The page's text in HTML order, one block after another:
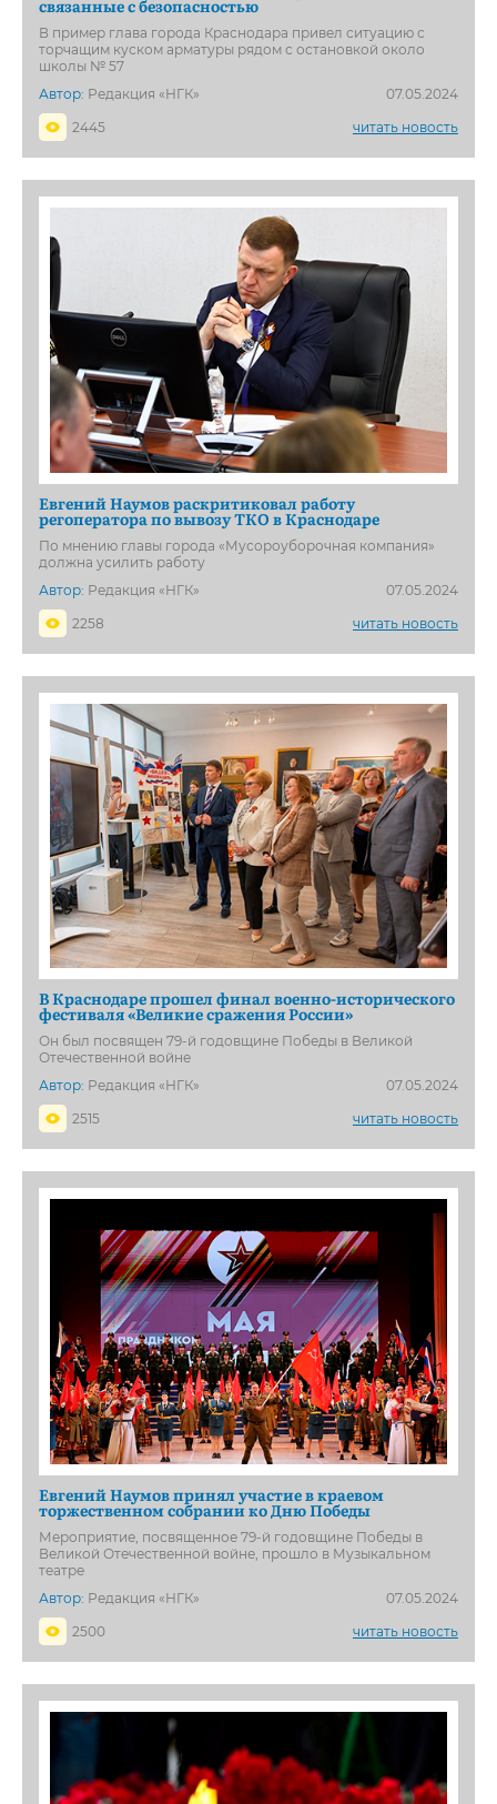
связанные с безопасностью
В пример глава города Краснодара привел ситуацию с
торчащим куском арматуры рядом с остановкой около
школы № 57
Автор: Редакция «НГК»
07.05.2024
2445
читать новость
Евгений Наумов раскритиковал работу
регоператора по вывозу ТКО в Краснодаре
По мнению главы города «Мусороуборочная компания»
должна усилить работу
Автор: Редакция «НГК»
07.05.2024
2258
читать новость
В Краснодаре прошел финал военно-исторического
фестиваля «Великие сражения России»
Он был посвящен 79-й годовщине Победы в Великой
Отечественной войне
Автор: Редакция «НГК»
07.05.2024
2515
читать новость
Евгений Наумов принял участие в краевом
торжественном собрании ко Дню Победы
Мероприятие, посвященное 79-й годовщине Победы в
Великой Отечественной войне, прошло в Музыкальном
театре
Автор: Редакция «НГК»
07.05.2024
2500
читать новость